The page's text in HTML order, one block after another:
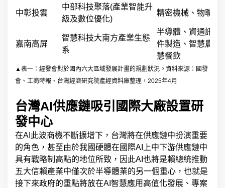
中彰投雲
中部科技聚落(產業智能升
級及數位優化)
精密機械、物聯網
嘉南高屏
智慧科技大南方產業生態
系
半導體、資通訊、
件製造、智慧農業
慧餐飲
▲表一：經發會對於國內六大區域發展計畫的規劃狀況。資料來源：國發
會、工商時報、台灣經濟研究院產經資料庫整理，2025年4月
台灣AI供應鏈吸引國際大廠設置研
發中心
在AI此波商機不斷擴增下，台灣將在供應鏈中扮演重要
的角色，甚至由於我國硬體在國際AI上中下游供應鏈中
具有戰略制高點的地位所致，因此AI也將是賴總統推動
五大信賴產業中僅次於半導體業的另一個重心，也就是
接下來政府的重點將放在AI智慧應用高值化發展、專案